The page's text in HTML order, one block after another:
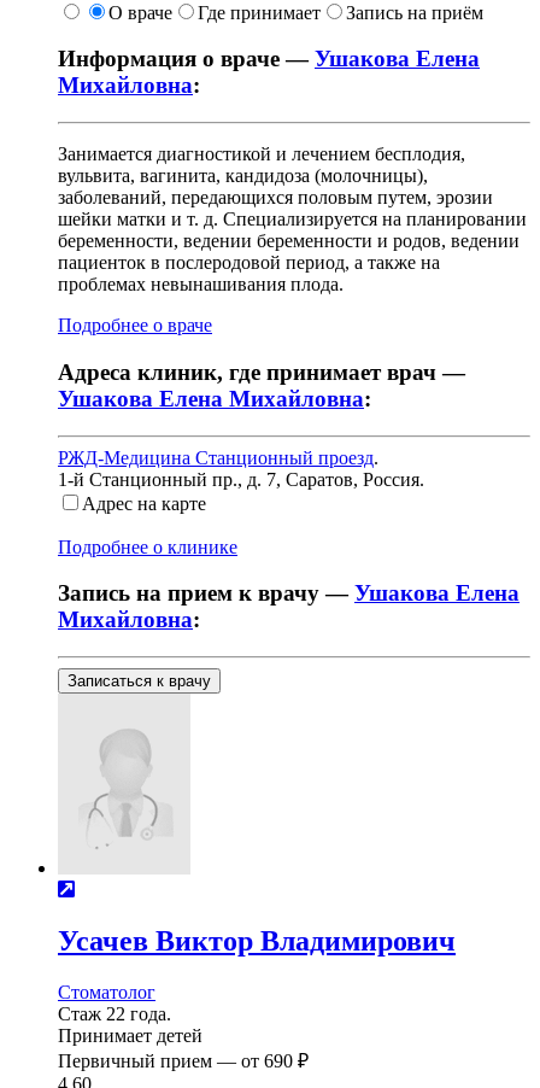
О враче
Где принимает Запись на приём
Информация о враче —Ушакова Елена
Михайловна:
Занимается диагностикой и лечением бесплодия,
вульвита, вагинита, кандидоза (молочницы),
заболеваний, передающихся половым путем, эрозии
шейки матки и т. д. Специализируется на планировании
беременности, ведении беременности и родов, ведении
пациенток в послеродовой период, а также на
проблемах невынашивания плода.
Подробнее о враче
Адреса клиник, где принимает врач —
Ушакова Елена Михайловна:
РЖД-Медицина Станционный проезд.
1-й Станционный пр., д. 7, Саратов, Россия.
Адрес на карте
Подробнее о клинике
Запись на прием к врачу —Ушакова Елена
Михайловна:
Записаться к врачу
Усачев Виктор Владимирович
Стоматолог
Стаж 22 года.
Принимает детей
Первичный прием — от 690 ₽
4.60